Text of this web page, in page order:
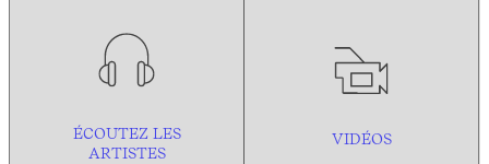
ÉCOUTEZ LES
ARTISTES
VIDÉOS